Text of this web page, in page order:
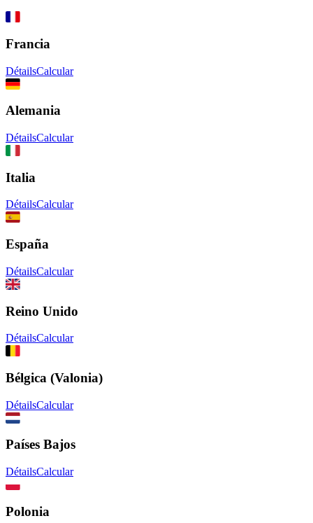
Francia
DétailsCalcular
Alemania
DétailsCalcular
Italia
DétailsCalcular
España
DétailsCalcular
Reino Unido
DétailsCalcular
Bélgica (Valonia)
DétailsCalcular
Países Bajos
DétailsCalcular
Polonia